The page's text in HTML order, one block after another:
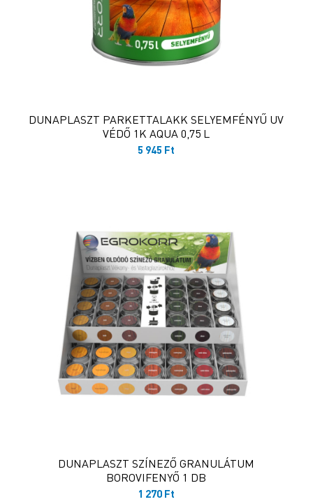
DUNAPLASZT PARKETTALAKK SELYEMFÉNYŰ UV
VÉDŐ 1K AQUA 0,75 L
5 945 Ft
DUNAPLASZT SZÍNEZŐ GRANULÁTUM
BOROVIFENYŐ 1 DB
1 270 Ft